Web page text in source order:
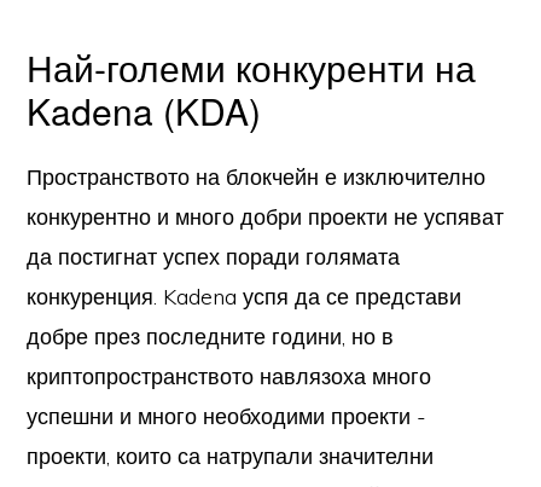
Най-големи конкуренти на
Kadena (KDA)
Пространството на блокчейн е изключително
конкурентно и много добри проекти не успяват
да постигнат успех поради голямата
конкуренция. Kadena успя да се представи
добре през последните години, но в
криптопространството навлязоха много
успешни и много необходими проекти -
проекти, които са натрупали значителни